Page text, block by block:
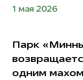
1 мая 2026
Парк
одним